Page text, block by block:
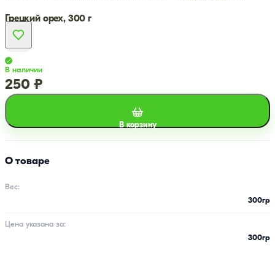
Грецкий орех, 300 г
В наличии
250 ₽
В корзину
О товаре
Вес:
300гр
Цена указана за:
300гр